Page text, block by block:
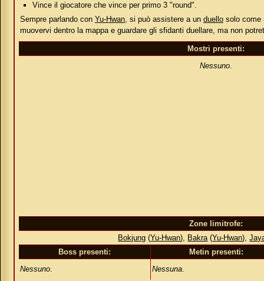
Vince il giocatore che vince per primo 3 "round".
Sempre parlando con Yu-Hwan, si può assistere a un duellosolo come
muovervi dentro la mappa e guardare gli sfidanti duellare, ma non
Mostri presenti:
Nessuno.
Zone limitrofe:
Bokjung (Yu-Hwan), Bakra (Yu-Hwan),
Boss presenti:
Metin presenti:
Nessuno. Nessuna.